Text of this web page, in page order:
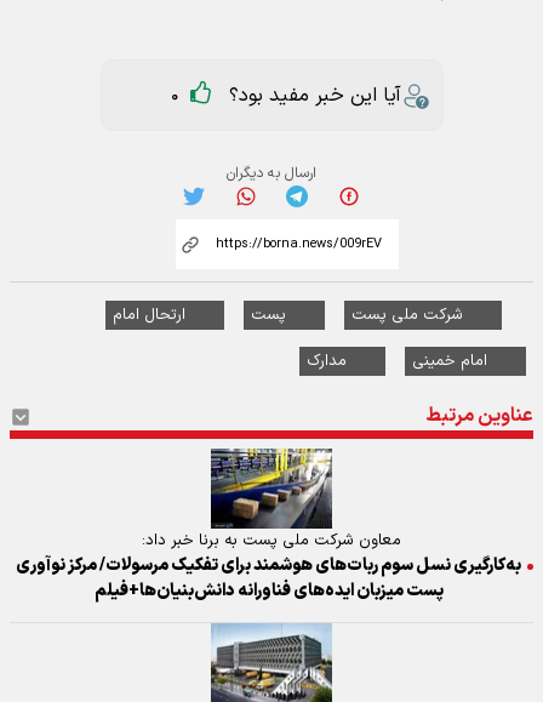
آیا این خبر مفید بود؟ 0
ارسال به دیگران
شرکت ملی پست پست
ارتحال امام
امام خمینی
مدارک
عناوین مرتبط
معاون شرکت ملی پست به برنا خبر داد:
به‌کارگیری نسل سوم ربات‌های هوشمند برای تفکیک مرسولات/ مرکز نوآوری
پست میزبان ایده‌های فناورانه دانش‌بنیان‌ها+فیلم